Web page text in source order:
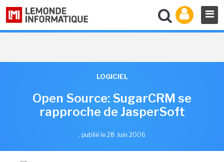
LOGICIEL
Open Source: SugarCRM se
rapproche de JasperSoft
, publié le 28 Juin 2006